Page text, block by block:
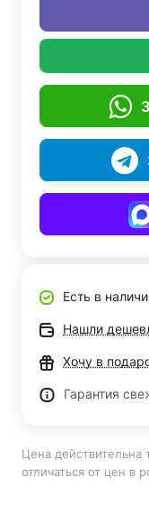
Есть в
Нашли
Хочу в
Гарантия
Цена действительна
отличаться от цен в